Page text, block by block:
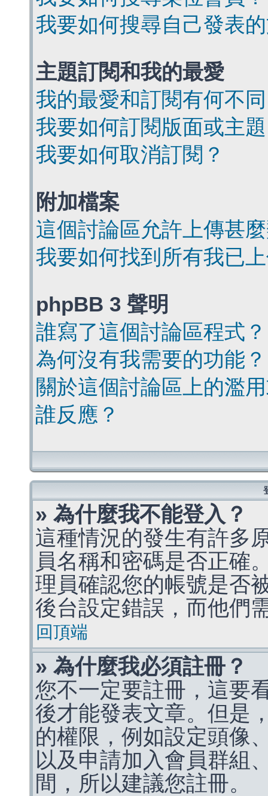
我要如何搜尋自己發表
主題訂閱和我的最愛
我的最愛和訂閱有何不
我要如何訂閱版面或主
我要如何取消訂閱？
附加檔案
這個討論區允許上傳甚
我要如何找到所有我已
phpBB 3 聲明
誰寫了這個討論區程式？
為何沒有我需要的功能？
關於這個討論區上的濫
誰反應？
» 為什麼我不能登入？
這種情況的發生有許多
員名稱和密碼是否正確
理員確認您的帳號是否
後台設定錯誤，而他們
回頂端
» 為什麼我必須註冊？
您不一定要註冊，這要
後才能發表文章。但是
的權限，例如設定頭像
以及申請加入會員群組
間，所以建議您註冊。